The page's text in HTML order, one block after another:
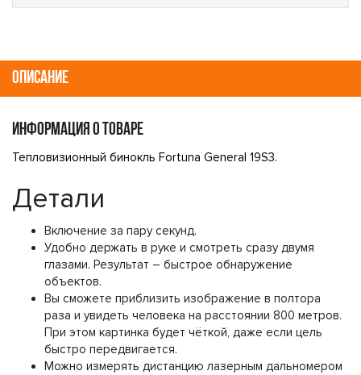
ОПИСАНИЕ
ИНФОРМАЦИЯ О ТОВАРЕ
Тепловизионный бинокль Fortuna General 19S3.
Детали
Включение за пару секунд.
Удобно держать в руке и смотреть сразу двумя
глазами. Результат – быстрое обнаружение
объектов.
Вы сможете приблизить изображение в полтора
раза и увидеть человека на расстоянии 800 метров.
При этом картинка будет чёткой, даже если цель
быстро передвигается.
Можно измерять дистанцию лазерным дальномером